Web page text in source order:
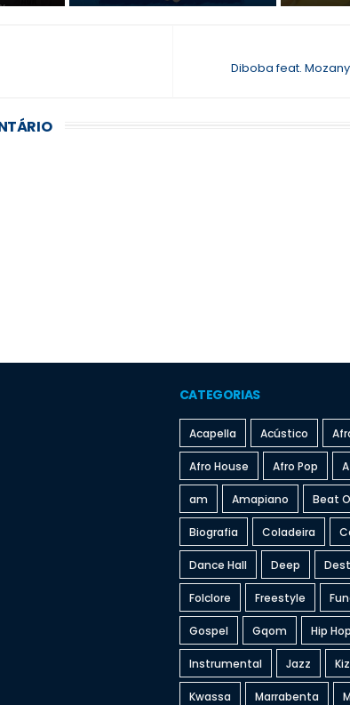
Diboba feat.
CATEGORIAS
Acapella Acústico
Afro House Afro Pop
am Amapiano Beat
Biografia Coladeira
Dance Hall Deep
Folclore Freestyle
Gospel Gqom Hip Hop
Instrumental Jazz
Kwassa Marrabenta